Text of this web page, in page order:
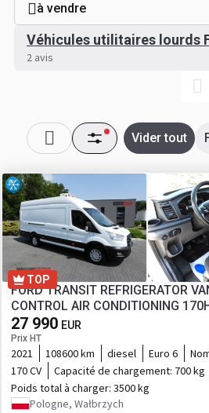
à vendre
Véhicules utilitaires lourds
2 avis
Vider tout
TOP
FORD TRANSIT REFRIGERATOR
CONTROL AIR
27 990 EUR
Prix HT
2021 108600 km diesel Euro 6
170 CV
Capacité de chargement: 700 kg
Poids total à charger: 3500 kg
Pologne, Wałbrzych